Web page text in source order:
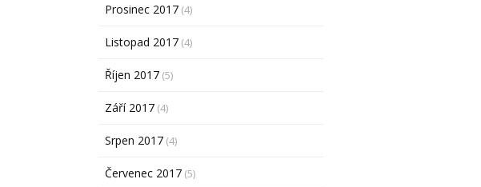
Prosinec 2017 (4)
Listopad 2017 (4)
Říjen 2017 (5)
Září 2017 (4)
Srpen 2017 (4)
Červenec 2017 (5)